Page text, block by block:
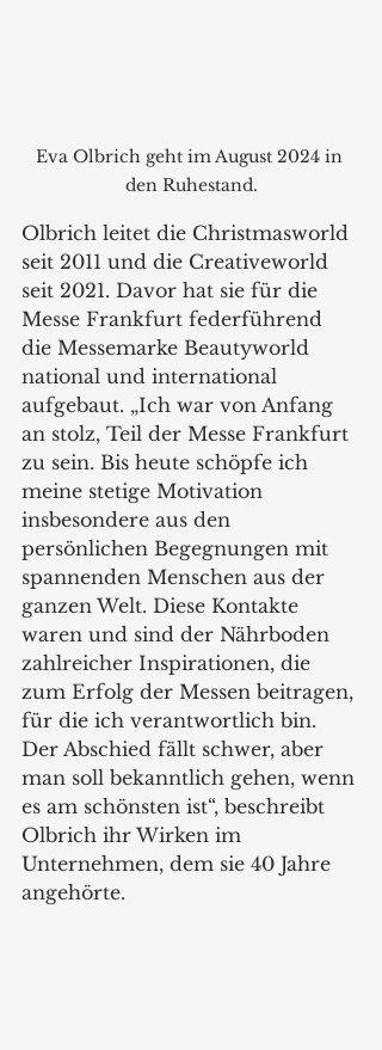
Eva Olbrich geht im August 2024 in
den Ruhestand.
Olbrich leitet die Christmasworld
seit 2011 und die Creativeworld
seit 2021. Davor hat sie für die
Messe Frankfurt federführend
die Messemarke Beautyworld
national und international
aufgebaut. „Ich war von Anfang
an stolz, Teil der Messe Frankfurt
zu sein. Bis heute schöpfe ich
meine stetige Motivation
insbesondere aus den
persönlichen Begegnungen mit
spannenden Menschen aus der
ganzen Welt. Diese Kontakte
waren und sind der Nährboden
zahlreicher Inspirationen, die
zum Erfolg der Messen beitragen,
für die ich verantwortlich bin.
Der Abschied fällt schwer, aber
man soll bekanntlich gehen, wenn
es am schönsten ist“, beschreibt
Olbrich ihr Wirken im
Unternehmen, dem sie 40 Jahre
angehörte.